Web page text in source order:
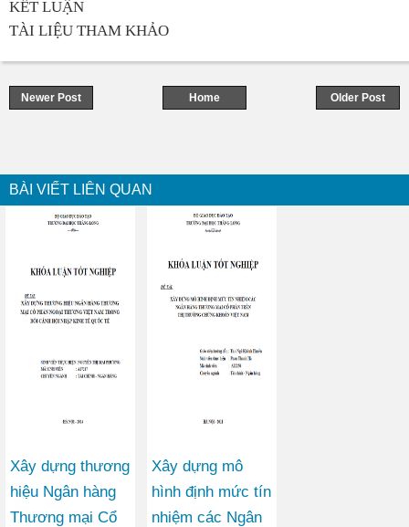
KẾT LUẬN
TÀI LIỆU THAM KHẢO
Newer Post Older Post
Home
BÀI VIẾT LIÊN QUAN
Xây dựng thương
hiệu Ngân hàng
Thương mại Cổ
Xây dựng mô
hình định mức tín
nhiệm các Ngân